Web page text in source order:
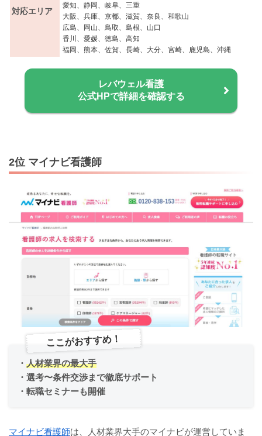
対応エリア
愛知、静岡、岐阜、三重
大阪、兵庫、京都、滋賀、奈良、和歌山
広島、岡山、鳥取、島根、山口
香川、愛媛、徳島、高知
福岡、熊本、佐賀、長崎、大分、宮崎、鹿児島、沖縄
レバウェル看護
公式HPで詳細を確認する
2位 マイナビ看護師
ここがおすすめ！
・ 人材業界の最大手
・選考〜条件交渉まで徹底サポート
・転職セミナーも開催
マイナビ看護師は、人材業界大手のマイナビが運営していま